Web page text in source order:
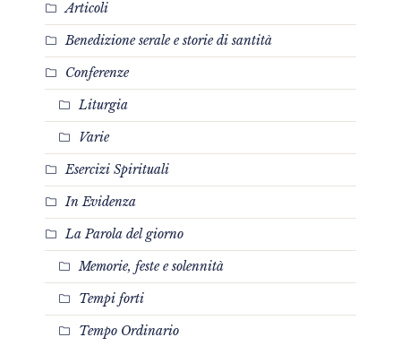
Articoli
Benedizione serale e storie di santità
Conferenze
Liturgia
Varie
Esercizi Spirituali
In Evidenza
La Parola del giorno
Memorie, feste e solennità
Tempi forti
Tempo Ordinario